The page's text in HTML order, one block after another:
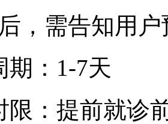
，需告知用
期：1-7天
限：提前就诊